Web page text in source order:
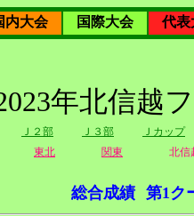
内大会 国際大会
代表
年北信越
Ｊ２部 Ｊ３部
Ｊカップ
東北 関東 北信
総合成績 第1ク